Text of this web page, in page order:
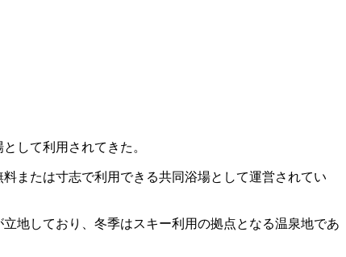
して利用されてきた。
または寸志で利用できる共同浴場として運営されてい
地しており、冬季はスキー利用の拠点となる温泉地であ